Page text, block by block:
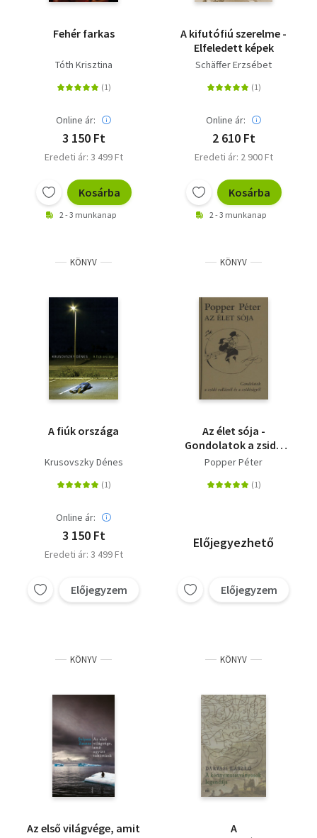
Fehér farkas
Tóth Krisztina
Online ár:
3 150 Ft
Eredeti ár: 3 499 Ft
Kosárba
2 - 3 munkanap
A kifutófiú szerelme -
Elfeledett képek
Schäffer Erzsébet
Online ár:
2 610 Ft
Eredeti ár: 2 900 Ft
Kosárba
2 - 3 munkanap
KÖNYV
A fiúk országa
Krusovszky Dénes
Online ár:
3 150 Ft
Eredeti ár: 3 499 Ft
Előjegyzem
KÖNYV
Az élet sója -
Gondolatok a zsidó
vallásról és a
Popper Péter
Előjegyezhető
Előjegyzem
KÖNYV
Az első világvége, amit
KÖNYV
A